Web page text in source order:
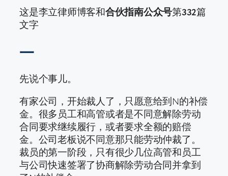
这是李立律师博客和合伙指南公众号第332篇
文字
一
先说个事儿。
有家公司，开始裁人了，只愿意给到N的补偿
金。很多员工和高管或者是不同意解除劳动
合同要求继续履行，或者要求全额的赔偿
金。公司老板说不同意那只能劳动仲裁了。
裁员的第一阶段，只有很少几位高管和员工
与公司快速签署了协商解除劳动合同并拿到